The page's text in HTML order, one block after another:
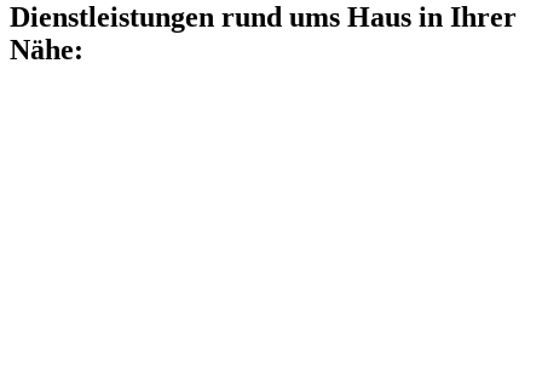
Dienstleistungen rund ums Haus in Ihrer
Nähe: